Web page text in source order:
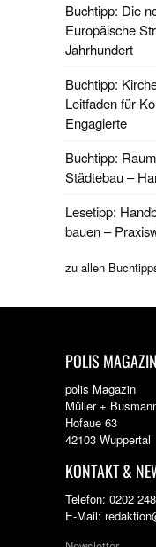
Buchtipp: Die
Europäische
Jahrhundert
Buchtipp:
Leitfaden für
Engagierte
Buchtipp:
Städtebau –
Lesetipp:
bauen –
zu allen
POLIS MAGAZIN
polis Magazin
Müller +
Hofaue 63
42103 Wuppertal
KONTAKT &
Telefon: 0202
E-Mail: